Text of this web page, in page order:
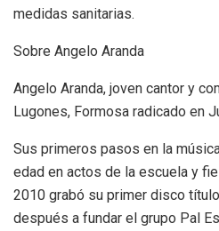
medidas sanitarias.
Sobre Angelo Aranda
Angelo Aranda, joven cantor y
Lugones, Formosa radicado en
Sus primeros pasos en la
edad en actos de la escuela y
2010 grabó su primer disco
después a fundar el grupo Pal